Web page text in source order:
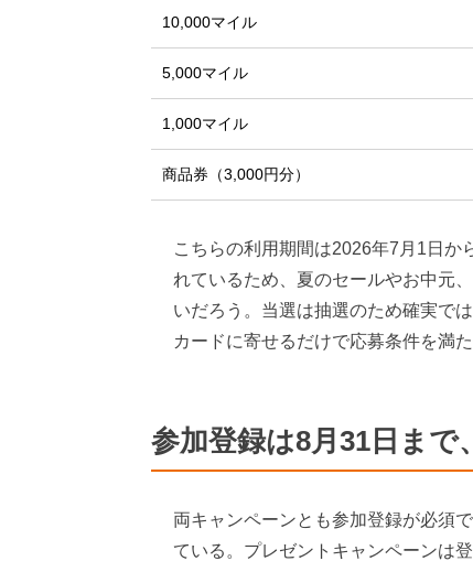
10,000マイル
5,000マイル
1,000マイル
商品券（3,000円分）
こちらの利用期間は2026年7月1日か
れているため、夏のセールやお中元
いだろう。当選は抽選のため確実で
カードに寄せるだけで応募条件を満た
参加登録は8月31日まで
両キャンペーンとも参加登録が必須
ている。プレゼントキャンペーンは